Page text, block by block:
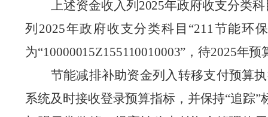
上述资金收入列 2025年政府收支分类科
列 2025年政府收支分类科目“211节能环
为“10000015Z155110010003” ，待2025年预
节能减排补助资金列入转移支付预算
系统及时接收登录预算指标，并保持“追踪